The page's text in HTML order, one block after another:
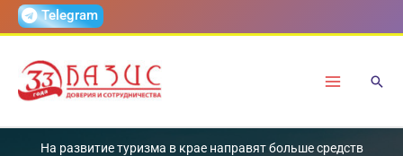
ПерейтиTelegram
На развитие туризма в крае направят больше средств